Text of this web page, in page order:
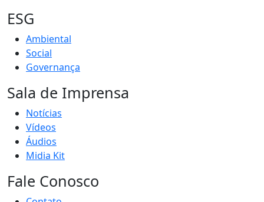
ESG
Ambiental
Social
Governança
Sala de Imprensa
Notícias
Vídeos
Áudios
Midia Kit
Fale Conosco